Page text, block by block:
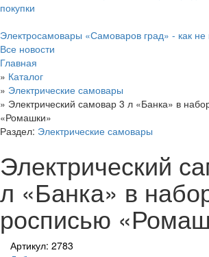
покупки
Электросамовары «Самоваров град» - как не
Все новости
Главная
» Каталог
» Электрические самовары
» Электрический самовар 3 л «Банка» в
«Ромашки»
Раздел: Электрические самовары
Электрический
л «Банка» в
росписью
Артикул: 2783